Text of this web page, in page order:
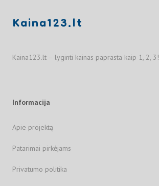
Kaina123.lt
Kaina123.lt – lyginti kainas paprasta kaip 1, 2, 3!
Informacija
Apie projektą
Patarimai pirkėjams
Privatumo politika